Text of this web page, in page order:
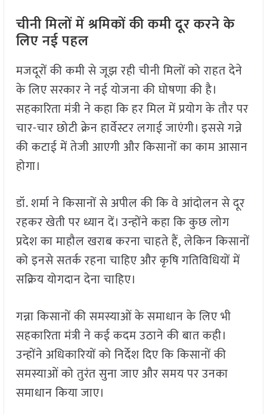
चीनी मिलों में श्रमिकों की कमी दूर करने के
लिए नई पहल
मजदूरों की कमी से जूझ रही चीनी मिलों को राहत देने
के लिए सरकार ने नई योजना की घोषणा की है।
सहकारिता मंत्री ने कहा कि हर मिल में प्रयोग के तौर पर
चार-चार छोटी क्रेन हार्वेस्टर लगाई जाएंगी। इससे गन्ने
की कटाई में तेजी आएगी और किसानों का काम आसान
होगा।
डॉ. शर्मा ने किसानों से अपील की कि वे आंदोलन से दूर
रहकर खेती पर ध्यान दें। उन्होंने कहा कि कुछ लोग
प्रदेश का माहौल खराब करना चाहते हैं, लेकिन किसानों
को इनसे सतर्क रहना चाहिए और कृषि गतिविधियों में
सक्रिय योगदान देना चाहिए।
गन्ना किसानों की समस्याओं के समाधान के लिए भी
सहकारिता मंत्री ने कई कदम उठाने की बात कही।
उन्होंने अधिकारियों को निर्देश दिए कि किसानों की
समस्याओं को तुरंत सुना जाए और समय पर उनका
समाधान किया जाए।